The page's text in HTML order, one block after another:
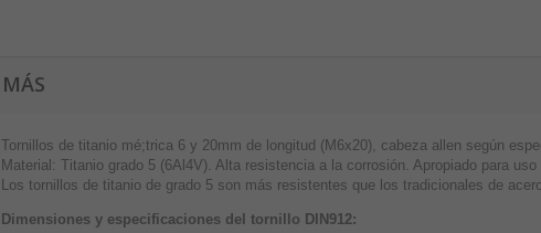
MÁS
Tornillos de titanio mé;trica 6 y 20mm de longitud (M6x20), cabeza allen según
Material: Titanio grado 5 (6Al4V). Alta resistencia a la corrosión. Apropiado para
Los tornillos de titanio de grado 5 son más resistentes que los tradicionales de
Dimensiones y especificaciones del tornillo DIN912: